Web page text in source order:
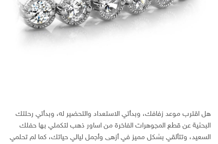
هل اقترب موعد زفافك، وبدأتي الاستعداد والتحضير له، وبدأتي رحلتك
البحثية عن قطع المجوهرات الفاخرة من اساور ذهب لتكملي بها حفلك
السعيد، وتتألقي بشكل مميز في أزهى وأجمل ليالي حياتك، كما لم تحلمي